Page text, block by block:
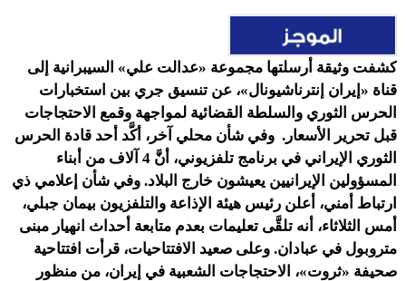
كشفت وثيقة أرسلتها مجموعة «عدالت علي» السيبرانية إلى
قناة «إيران إنترناشيونال»، عن تنسيق جري بين استخبارات
الحرس الثوري والسلطة القضائية لمواجهة وقمع الاحتجاجات
قبل تحرير الأسعار. وفي شأن محلي آخر، أكَّد أحد قادة الحرس
الثوري الإيراني في برنامج تلفزيوني، أنَّ 4 آلاف من أبناء
المسؤولين الإيرانيين يعيشون خارج البلاد. وفي شأن إعلامي ذي
ارتباط أمني، أعلن رئيس هيئة الإذاعة والتلفزيون بيمان جبلي،
أمس الثلاثاء، أنه تلقَّى تعليمات بعدم متابعة أحداث انهيار مبنى
متروبول في عبادان. وعلى صعيد الافتتاحيات، قرأت افتتاحية
صحيفة «ثروت»، الاحتجاجات الشعبية في إيران، من منظور